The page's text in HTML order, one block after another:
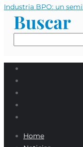
Industria BPO: un
Buscar
Home